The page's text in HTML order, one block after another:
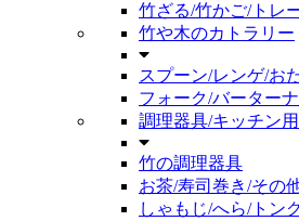
竹ざる/竹かご/トレ
竹や木のカトラリー
スプーン/レンゲ/お
フォーク/バーター
調理器具/キッチン
竹の調理器具
お茶/寿司巻き/その
しゃもじ/へら/トン